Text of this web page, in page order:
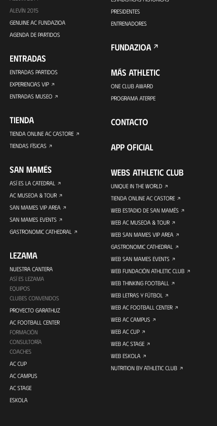
ALEVÍN 2015
GENUINE AC FUNDAZIOA
AGENDA DE PARTIDOS
ENTRADAS
ENTRADAS PARTIDOS
EXPERIENCIAS VIP
ENTRADAS MUSEO
TIENDA
TIENDA ONLINE AC CASTORE
TIENDAS FÍSICAS
SAN MAMÉS
ASÍ ES LA CATEDRAL
AC MUSEOA & TOUR
SAN MAMES VIP AREA
SAN MAMES EVENTS
GASTRONOMIC CATHEDRAL
LEZAMA
NUESTRA CANTERA
ASÍ ES LEZAMA
EQUIPOS
CLUBES CONVENIDOS
PROYECTO GARATHUZ
AC FOOTBALL CENTER
FORMACIÓN
CONSULTORÍA
COACHES
AC CUP
AC CAMPUS
AC STAGE
ESKOLA
PRESIDENTES
ENTRENADORES
FUNDAZIOA
MÁS ATHLETIC
ONE CLUB AWARD
PROGRAMA ATERPE
CONTACTO
APP OFICIAL
WEBS ATHLETIC CLUB
UNIQUE IN THE WORLD
TIENDA ONLINE AC CASTORE
WEB ESTADIO DE SAN MAMÉS
WEB AC MUSEOA & TOUR
WEB SAN MAMES VIP AREA
GASTRONOMIC CATHEDRAL
WEB SAN MAMES EVENTS
WEB FUNDACIÓN ATHLETIC CLUB
WEB THINKING FOOTBALL
WEB LETRAS Y FÚTBOL
WEB AC FOOTBALL CENTER
WEB AC CAMPUS
WEB AC CUP
WEB AC STAGE
WEB ESKOLA
NUTRITION BY ATHLETIC CLUB